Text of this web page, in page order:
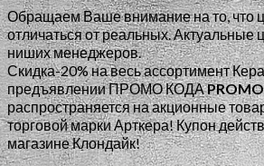
Обращаем Ваше внимание на то, что
отличаться от реальных. Актуальные
ниших менеджеров.
Скидка-20% на весь ассортимент
предъявлении ПРОМО КОДА
распространяется на акционные
торговой марки Арткера! Купон
магазине Клондайк!